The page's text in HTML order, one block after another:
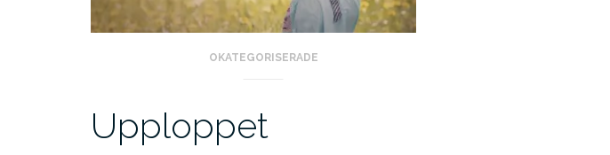
OKATEGORISERADE
Upploppet